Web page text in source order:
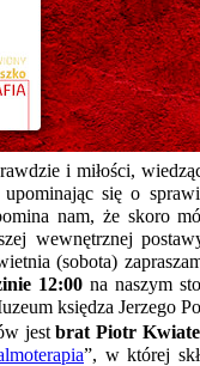
i miłości,
się o
nam, że skoro
wewnętrznej
(sobota)
12:00na naszym
księdza Jerzego
jestbrat Piotr
”, w której